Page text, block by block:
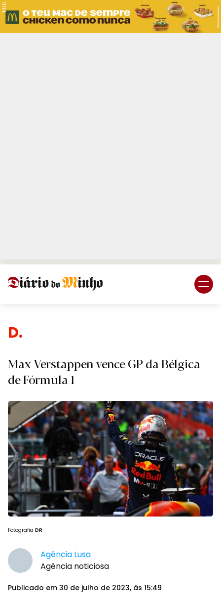
PUB.
Desp
Max Verstappen vence GP da Bélgica
de Fórmula 1
Fotografia DR
Agência Lusa
Agência noticiosa
Publicado em 30 de julho de 2023, às 15:49